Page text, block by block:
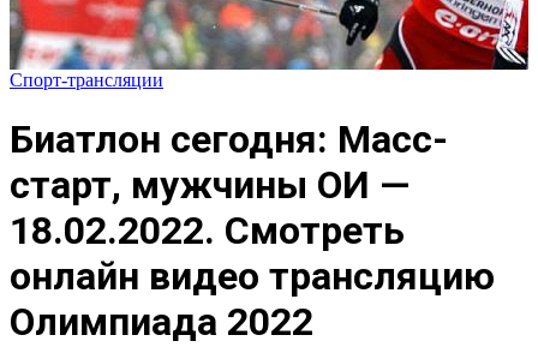
Спорт-трансляции
Биатлон сегодня: Масс-
старт, мужчины ОИ —
18.02.2022. Смотреть
онлайн видео трансляцию
Олимпиада 2022